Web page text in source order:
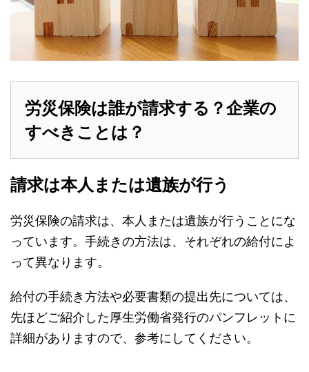
労災保険は誰が請求する？企業の
すべきことは？
請求は本人または遺族が行う
労災保険の請求は、本人または遺族が行うことにな
っています。手続きの方法は、それぞれの給付によ
って異なります。
給付の手続き方法や必要書類の提出先については、
先ほどご紹介した厚生労働省発行のパンフレットに
詳細がありますので、参考にしてください。